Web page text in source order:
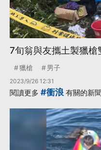
7旬翁與友攜土製獵
獵槍 男子
2023/9/26 12:31
閱讀更多 #衝浪 有關的新